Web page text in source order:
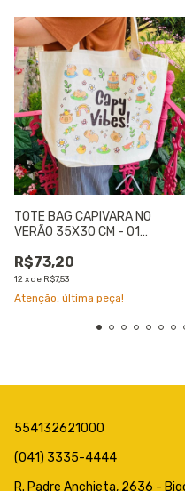
TOTE BAG CAPIVARA NO
VERÃO 35X30 CM - 01
R$73,20
12xde R$7,53
Atenção, última peça!
554132621000
(041) 3335-4444
R. Padre Anchieta, 2636 -